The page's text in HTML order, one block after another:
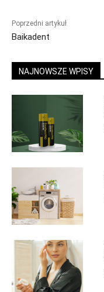
Poprzedni artykuł
Baikadent
NAJNOWSZE WPISY